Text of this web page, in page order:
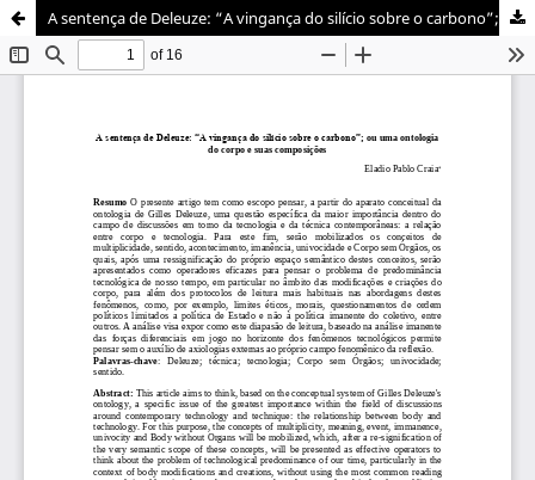
A sentença de Deleuze: “A vingança do silício sobre o carbono”; ou uma ontologia do corpo e suas composições